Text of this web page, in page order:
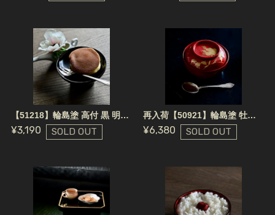
【51218】輪島塗 高付 黒 明治 (1個)/ Wajima Nuri Wooden Footed Plate / Meiji Era
¥3,190 SOLD OUT
再入荷【50921】輪島塗 牡丹蒔絵 椀 明治(1客）/ Wajima Nuri Wan Bowl Peony Red
¥6,380 SOLD OUT